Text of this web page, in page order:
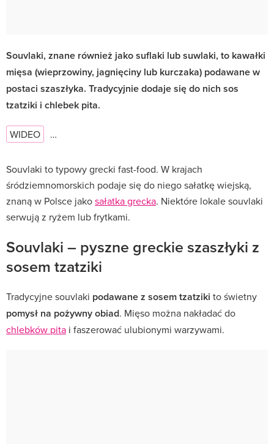
Souvlaki, znane również jako suflaki lub suwlaki, to kawałki
mięsa (wieprzowiny, jagnięciny lub kurczaka) podawane w
postaci szaszłyka. Tradycyjnie dodaje się do nich sos
tzatziki i chlebek pita.
WIDEO …
Souvlaki to typowy grecki fast-food. W krajach
śródziemnomorskich podaje się do niego sałatkę wiejską,
znaną w Polsce jakosałatka grecka. Niektóre lokale souvlaki
serwują z ryżem lub frytkami.
Souvlaki – pyszne greckie szaszłyki z
sosem tzatziki
Tradycyjne souvlaki podawane z sosem tzatziki to świetny
pomysł na pożywny obiad. Mięso można nakładać do
chlebków pita i faszerować ulubionymi warzywami.